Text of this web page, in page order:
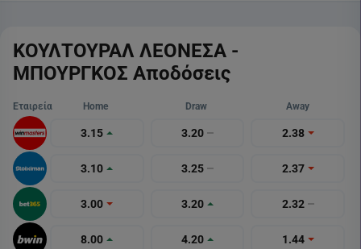
ΚΟΥΛΤΟΥΡΑΛ ΛΕΟΝΕΣΑ -
ΜΠΟΥΡΓΚΟΣ Αποδόσεις
Εταιρεία Home Draw Away
3.15 3.20 2.38
3.10 3.25 2.37
3.00 3.20 2.32
8.00 4.20 1.44